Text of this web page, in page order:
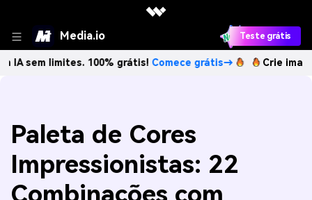
Media.io Teste grátis
100% grátis!Comece grátis→ Crie imagens com
Paleta de Cores
Impressionistas: 22